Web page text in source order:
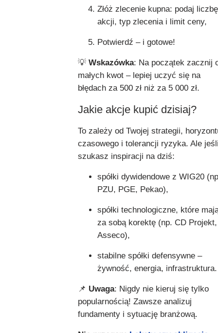
Złóż zlecenie kupna: podaj liczbę
akcji, typ zlecenia i limit ceny,
Potwierdź – i gotowe!
💡 Wskazówka: Na początek zacznij
małych kwot – lepiej uczyć się na
błędach za 500 zł niż za 5 000 zł.
Jakie akcje kupić dzisiaj?
To zależy od Twojej strategii,
czasowego i tolerancji ryzyka. Ale
szukasz inspiracji na dziś:
spółki dywidendowe z WIG20
PZU, PGE, Pekao),
spółki technologiczne, które
za sobą korektę (np. CD Projekt,
Asseco),
stabilne spółki defensywne –
żywność, energia, infrastruktura.
📌 Uwaga: Nigdy nie kieruj się tylko
popularnością! Zawsze analizuj
fundamenty i sytuację branżową.